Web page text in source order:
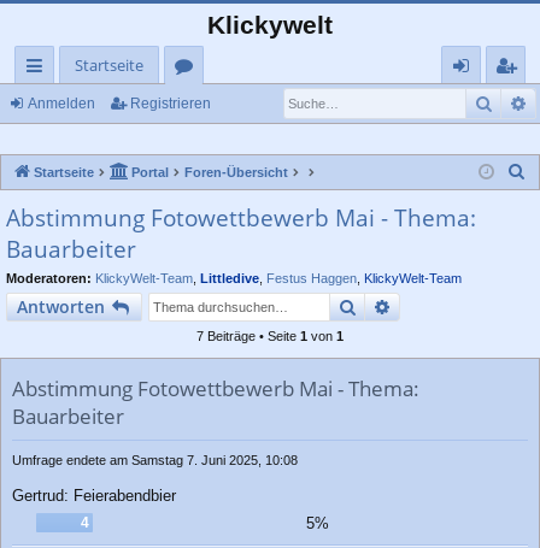
Klickywelt
ch
llz
ug
rif
f
Startseite
or
de
eg
rie
Anmelden Registrieren
Startseite Portal Foren-Übersicht
Abstimmung Fotowettbewerb Mai - Thema:
Bauarbeiter
Moderatoren: KlickyWelt-Team Littledive Festus Haggen KlickyWelt-Team
Antworten SucheErweiterte Suche
7 Beiträge • Seite 1 von 1
Abstimmung Fotowettbewerb Mai - Thema:
Bauarbeiter
Umfrage endete am Samstag 7. Juni 2025, 10:08
Gertrud: Feierabendbier
4 5%